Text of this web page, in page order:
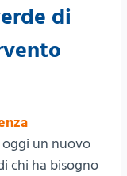
di
oggi un nuovo
chi ha bisogno